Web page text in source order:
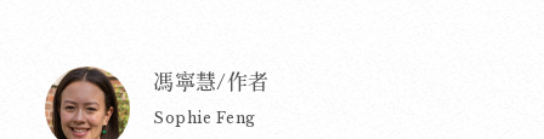
馮寧慧/作者
Sophie Feng